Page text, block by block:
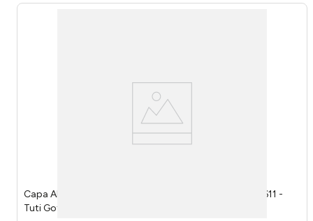
Capa Almofada Pomar Limão com Flores 43x43cm 2611 -
Tuti Gottô